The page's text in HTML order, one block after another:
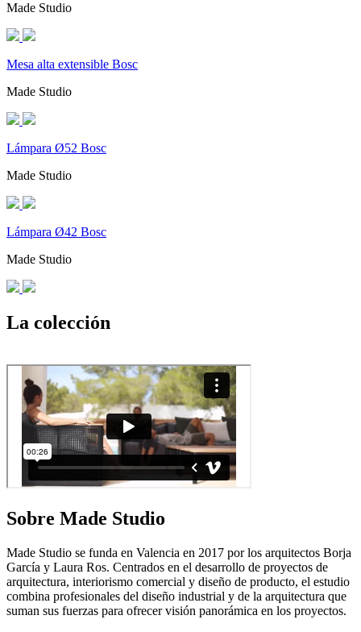
Made Studio
Mesa alta extensible Bosc
Made Studio
Lámpara Ø52 Bosc
Made Studio
Lámpara Ø42 Bosc
Made Studio
La colección
Sobre Made Studio
Made Studio se funda en Valencia en 2017 por los arquitectos Borja
García y Laura Ros. Centrados en el desarrollo de proyectos de
arquitectura, interiorismo comercial y diseño de producto, el estudio
combina profesionales del diseño industrial y de la arquitectura que
suman sus fuerzas para ofrecer visión panorámica en los proyectos.